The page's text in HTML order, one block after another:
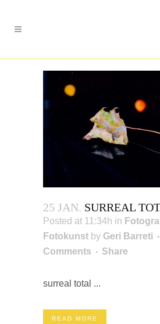
25 JAN. SURREAL
Posted at 11:34h in
Fotokunst by Geri Barreti
Comments
Share
surreal total ...
READ MORE